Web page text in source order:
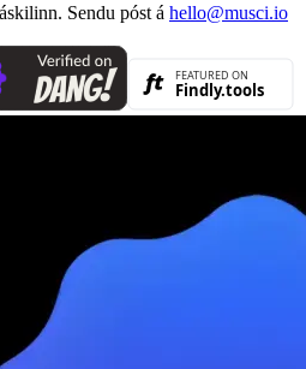
Sendu póst á hello@musci.io